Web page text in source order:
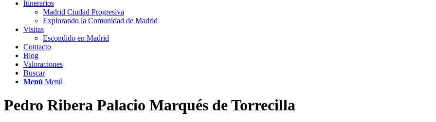
Itinerarios
Madrid Ciudad Progresiva
Explorando la Comunidad de Madrid
Visitas
Escondido en Madrid
Contacto
Blog
Valoraciones
Buscar
Menú Menú
Pedro Ribera Palacio Marqués de Torrecilla